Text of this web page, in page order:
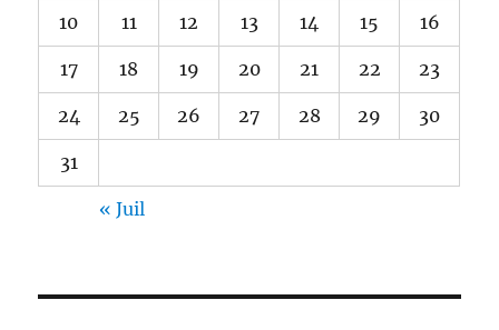
10 11 12 13 14 15 16
17 18 19 20 21 22 23
24 25 26 27 28 29 30
31
« Juil